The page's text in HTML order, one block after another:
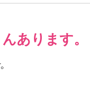
あります。